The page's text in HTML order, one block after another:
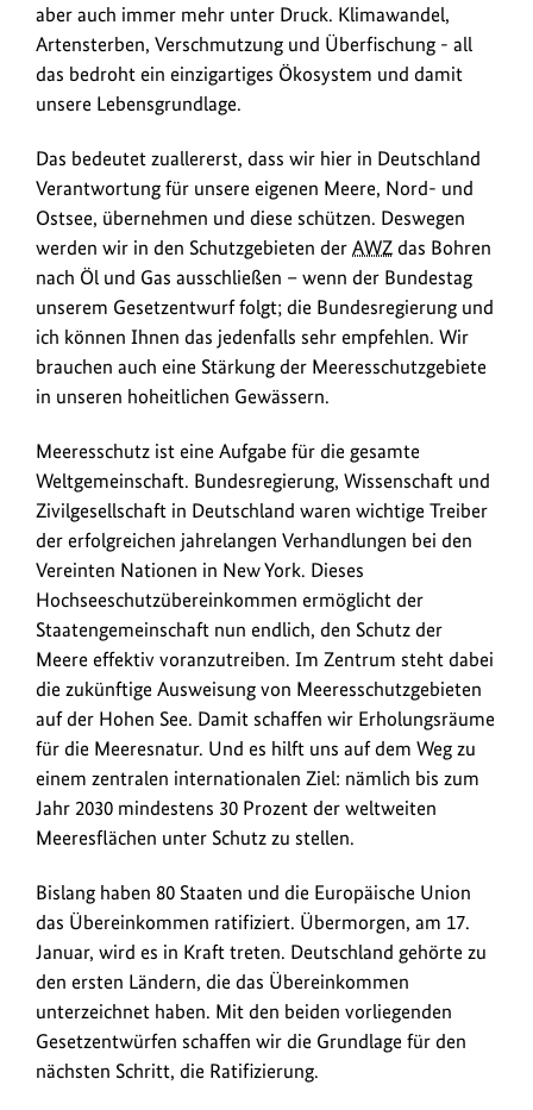
aber auch immer mehr unter Druck. Klimawandel,
Artensterben, Verschmutzung und Überfischung - all
das bedroht ein einzigartiges Ökosystem und damit
unsere Lebensgrundlage.
Das bedeutet zuallererst, dass wir hier in Deutschland
Verantwortung für unsere eigenen Meere, Nord- und
Ostsee, übernehmen und diese schützen. Deswegen
werden wir in den Schutzgebieten der AWZ das Bohren
nach Öl und Gas ausschließen – wenn der Bundestag
unserem Gesetzentwurf folgt; die Bundesregierung und
ich können Ihnen das jedenfalls sehr empfehlen. Wir
brauchen auch eine Stärkung der Meeresschutzgebiete
in unseren hoheitlichen Gewässern.
Meeresschutz ist eine Aufgabe für die gesamte
Weltgemeinschaft. Bundesregierung, Wissenschaft und
Zivilgesellschaft in Deutschland waren wichtige Treiber
der erfolgreichen jahrelangen Verhandlungen bei den
Vereinten Nationen in New York. Dieses
Hochseeschutzübereinkommen ermöglicht der
Staatengemeinschaft nun endlich, den Schutz der
Meere effektiv voranzutreiben. Im Zentrum steht dabei
die zukünftige Ausweisung von Meeresschutzgebieten
auf der Hohen See. Damit schaffen wir Erholungsräume
für die Meeresnatur. Und es hilft uns auf dem Weg zu
einem zentralen internationalen Ziel: nämlich bis zum
Jahr 2030 mindestens 30 Prozent der weltweiten
Meeresflächen unter Schutz zu stellen.
Bislang haben 80 Staaten und die Europäische Union
das Übereinkommen ratifiziert. Übermorgen, am 17.
Januar, wird es in Kraft treten. Deutschland gehörte zu
den ersten Ländern, die das Übereinkommen
unterzeichnet haben. Mit den beiden vorliegenden
Gesetzentwürfen schaffen wir die Grundlage für den
nächsten Schritt, die Ratifizierung.